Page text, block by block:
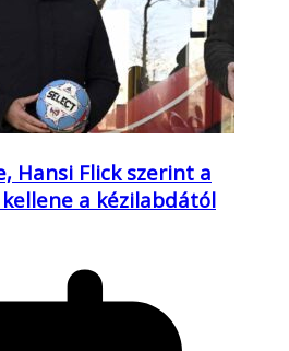
Hansi Flick szerint a
a kézilabdától